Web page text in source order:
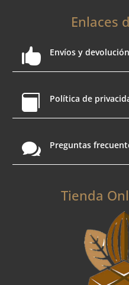
Enlaces
 Envíos y devolución
 Política de
 Preguntas
Tienda